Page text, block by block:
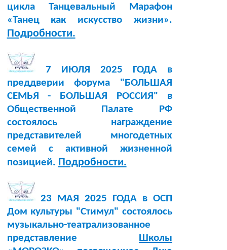
цикла Танцевальный Марафон
«Танец как искусство жизни».
Подробности.
7 ИЮЛЯ 2025 ГОДА в
преддверии форума "БОЛЬШАЯ
СЕМЬЯ - БОЛЬШАЯ РОССИЯ" в
Общественной Палате РФ
состоялось награждение
представителей многодетных
семей с активной жизненной
позицией. Подробности.
23 МАЯ 2025 ГОДА в ОСП
Дом культуры "Стимул" состоялось
музыкально-театрализованное
представление Школы